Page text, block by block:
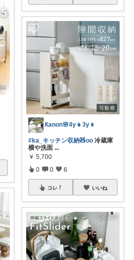
Кanon🌸4y👧3y👦
#ka_キッチン収納🧸oo 冷蔵庫
横や洗面 ...
￥ 5,700
0 0 6
コレ いいね